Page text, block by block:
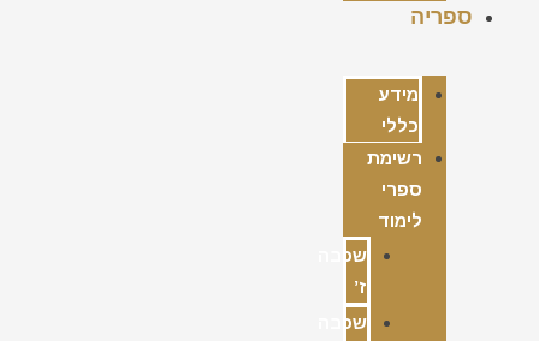
ספריה
מידע
כללי
רשימת
ספרי
לימוד
שכבה
ז’
שכבה